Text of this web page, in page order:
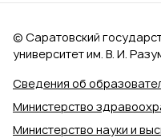
Сведения об
Министерство
Министерство науки и
© Саратовский
университет им. В. И.